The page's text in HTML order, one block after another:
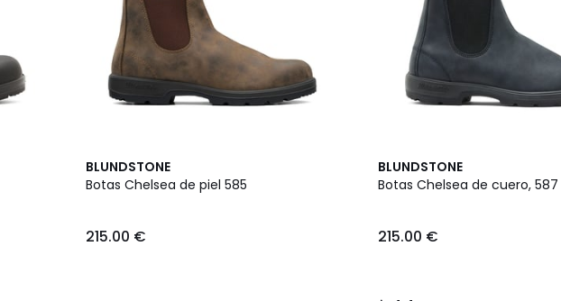
BLUNDSTONE
Botas Chelsea de piel 585
215.00 €
BLUNDSTONE
Botas Chelsea de cuero, 587
215.00 €
4,4
/ 5